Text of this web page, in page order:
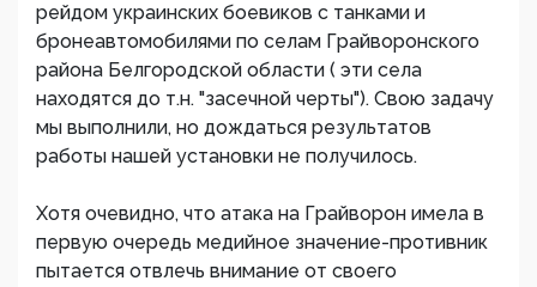
рейдом украинских боевиков с танками и
бронеавтомобилями по селам Грайворонского
района Белгородской области ( эти села
находятся до т.н. "засечной черты"). Свою задачу
мы выполнили, но дождаться результатов
работы нашей установки не получилось.
Хотя очевидно, что атака на Грайворон имела в
первую очередь медийное значение-противник
пытается отвлечь внимание от своего